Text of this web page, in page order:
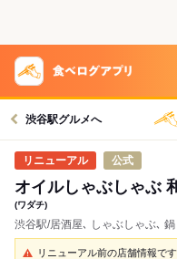
渋谷駅グルメへ
公式
オイルしゃぶしゃぶ
(ワダチ)
渋谷駅/居酒屋､ しゃぶしゃぶ､ 鍋
リニューアル前の店舗情報で